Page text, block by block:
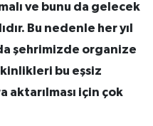
ve bunu da gelecek
Bu nedenle her yıl
şehrimizde organize
bu eşsiz
aktarılması için çok